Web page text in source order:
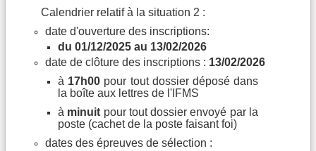
Calendrier relatif à la situation 2 :
date d'ouverture des inscriptions:
du 01/12/2025 au 13/02/2026
date de clôture des inscriptions : 13/02/2026
à 17h00 pour tout dossier déposé dans
la boîte aux lettres de l'IFMS
à minuit pour tout dossier envoyé par la
poste (cachet de la poste faisant foi)
dates des épreuves de sélection :